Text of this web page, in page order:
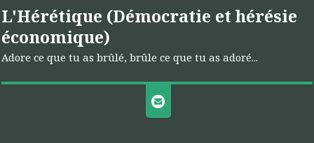
L'Hérétique (Démocratie et hérésie
économique)
Adore ce que tu as brûlé, brûle ce que tu as adoré...